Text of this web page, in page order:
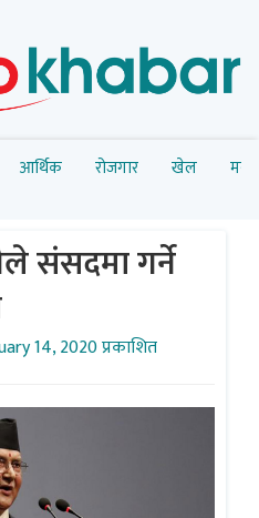
आर्थिक रोजगार खेल
संसदमा गर्ने
14, 2020 प्रकाशित